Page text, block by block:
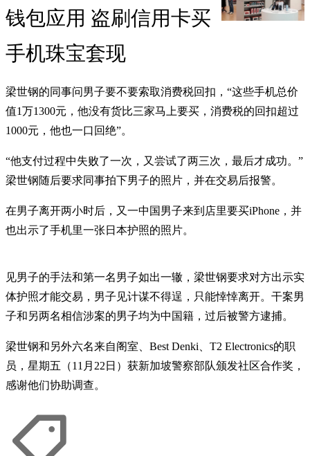
钱包应用 盗刷信用卡买
手机珠宝套现
梁世钢的同事问男子要不要索取消费税回扣，“这些手机总价
值1万1300元，他没有货比三家马上要买，消费税的回扣超过
1000元，他也一口回绝”。
“他支付过程中失败了一次，又尝试了两三次，最后才成功。”
梁世钢随后要求同事拍下男子的照片，并在交易后报警。
在男子离开两小时后，又一中国男子来到店里要买iPhone，并
也出示了手机里一张日本护照的照片。
见男子的手法和第一名男子如出一辙，梁世钢要求对方出示实
体护照才能交易，男子见计谋不得逞，只能悻悻离开。干案男
子和另两名相信涉案的男子均为中国籍，过后被警方逮捕。
梁世钢和另外六名来自阁室、Best Denki、T2 Electronics的职
员，星期五（11月22日）获新加坡警察部队颁发社区合作奖，
感谢他们协助调查。